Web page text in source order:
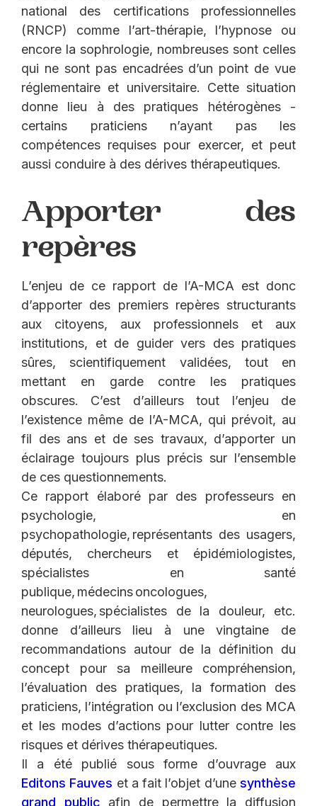
national des certifications professionnelles
(RNCP) comme l’art-thérapie, l’hypnose ou
encore la sophrologie, nombreuses sont celles
qui ne sont pas encadrées d’un point de vue
réglementaire et universitaire. Cette situation
donne lieu à des pratiques hétérogènes -
certains praticiens n’ayant pas les
compétences requises pour exercer, et peut
aussi conduire à des dérives thérapeutiques.
Apporter des
repères
L’enjeu de ce rapport de l’A-MCA est donc
d’apporter des premiers repères structurants
aux citoyens, aux professionnels et aux
institutions, et de guider vers des pratiques
sûres, scientifiquement validées, tout en
mettant en garde contre les pratiques
obscures. C’est d’ailleurs tout l’enjeu de
l’existence même de l’A-MCA, qui prévoit, au
fil des ans et de ses travaux, d’apporter un
éclairage toujours plus précis sur l’ensemble
de ces questionnements.
Ce rapport élaboré par des professeurs en
psychologie, en
psychopathologie, représentants des usagers,
députés, chercheurs et épidémiologistes,
spécialistes en santé
publique, médecins oncologues,
neurologues, spécialistes de la douleur, etc.
donne d’ailleurs lieu à une vingtaine de
recommandations autour de la définition du
concept pour sa meilleure compréhension,
l’évaluation des pratiques, la formation des
praticiens, l’intégration ou l’exclusion des MCA
et les modes d’actions pour lutter contre les
risques et dérives thérapeutiques.
Il a été publié sous forme d’ouvrage aux
Editons Fauves et a fait l’objet d’unesynthèse
grand public afin de permettre la diffusion